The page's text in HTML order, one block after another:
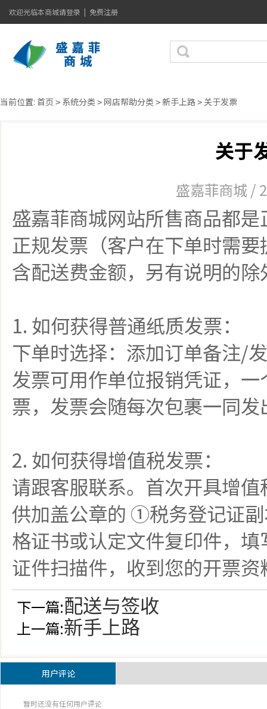
欢迎光临本商城请登录 | 免费注册
当前位置: 首页 > 系统分类 > 网店帮助分类 >新手上路> 关于发票
关于
盛嘉菲商城 /
盛嘉菲商城网站所售商品都
正规发票（客户在下单时需
含配送费金额，另有说明的除
1. 如何获得普通纸质发票：
下单时选择：添加订单备注/
发票可用作单位报销凭证，
票，发票会随每次包裹一同发
2. 如何获得增值税发票：
请跟客服联系。首次开具增
供加盖公章的 ①税务登记证
格证书或认定文件复印件，
证件扫描件，收到您的开票
下一篇:配送与签收
上一篇:新手上路
用户评论
暂时还没有任何用户评论